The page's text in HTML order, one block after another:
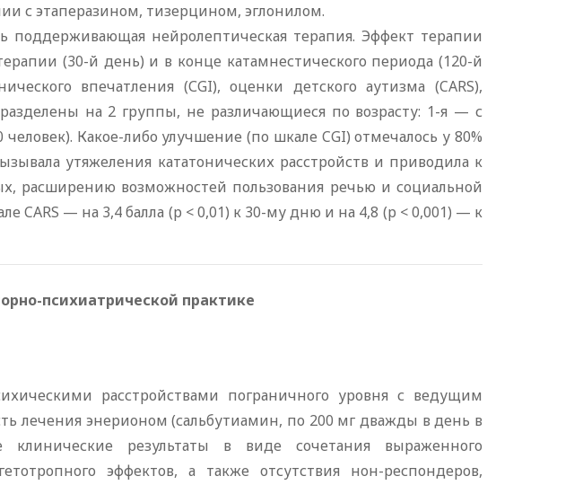
с этаперазином, тизерцином, эглонилом.
нейролептическая терапия. Эффект терапии
(30-й день) и в конце катамнестического периода (120-й
впечатления (СGI), оценки детского аутизма (CARS),
на 2 группы, не различающиеся по возрасту: 1-я — с
Какое-либо улучшение (по шкале CGI) отмечалось у 80%
утяжеления кататонических расстройств и приводила к
возможностей пользования речью и социальной
CARS — на 3,4 балла (p < 0,01) к 30-му дню и на 4,8 (p < 0,001) — к
психиатрической практике
расстройствами пограничного уровня с ведущим
лечения энерионом (сальбутиамин, по 200 мг дважды в день в
результаты в виде сочетания выраженного
эффектов, а также отсутствия нон-респондеров,